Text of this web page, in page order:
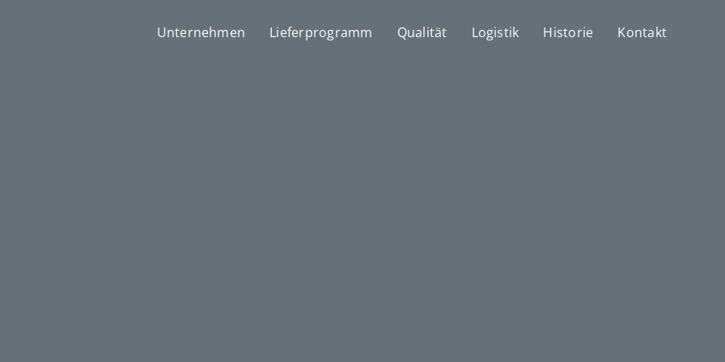
Unternehmen Lieferprogramm Qualität Logistik Historie Kontakt